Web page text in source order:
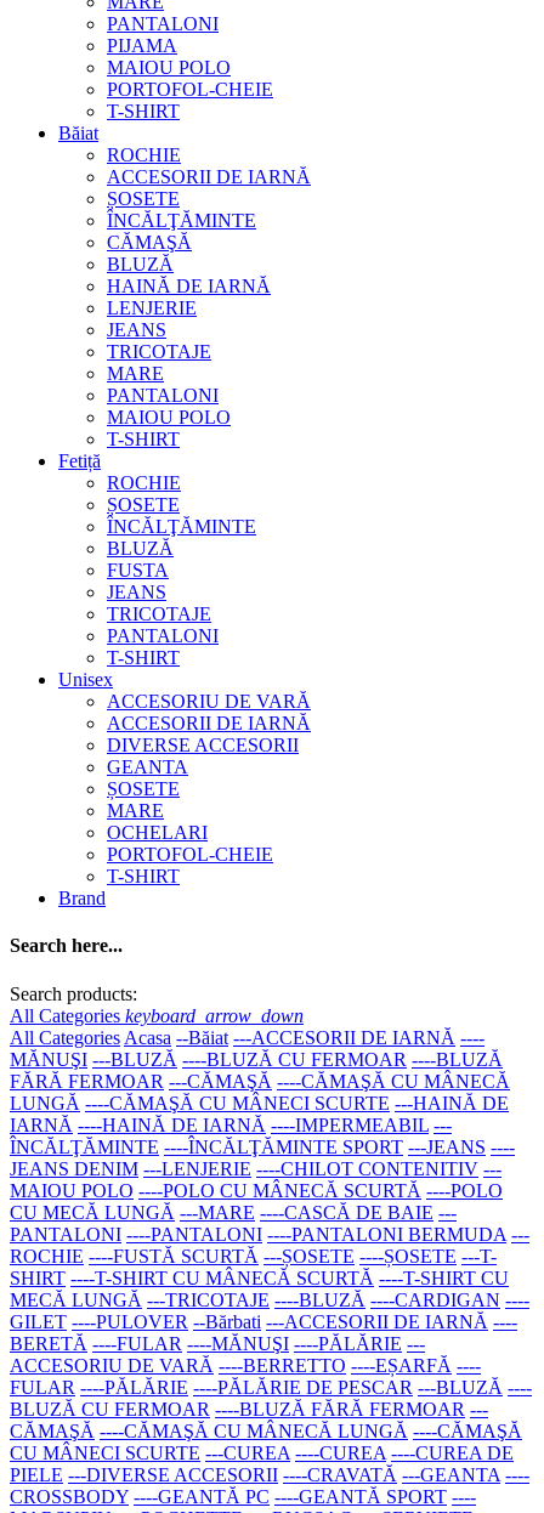
PANTALONI
PIJAMA
MAIOU POLO
PORTOFOL-CHEIE
T-SHIRT
Băiat
ROCHIE
ACCESORII DE IARNĂ
ȘOSETE
ÎNCĂLŢĂMINTE
CĂMAŞĂ
BLUZĂ
HAINĂ DE IARNĂ
LENJERIE
JEANS
TRICOTAJE
MARE
PANTALONI
MAIOU POLO
T-SHIRT
Fetiță
ROCHIE
ȘOSETE
ÎNCĂLŢĂMINTE
BLUZĂ
FUSTA
JEANS
TRICOTAJE
PANTALONI
T-SHIRT
Unisex
ACCESORIU DE VARĂ
ACCESORII DE IARNĂ
DIVERSE ACCESORII
GEANTA
ȘOSETE
MARE
OCHELARI
PORTOFOL-CHEIE
T-SHIRT
Brand
Search here...
Search products:
All Categories keyboard_arrow_down
All Categories Acasa --Băiat ---ACCESORII DE IARNĂ ----
MĂNUŞI ---BLUZĂ ----BLUZĂ CU FERMOAR ----BLUZĂ
FĂRĂ FERMOAR ---CĂMAŞĂ ----CĂMAŞĂ CU MÂNECĂ
LUNGĂ ----CĂMAŞĂ CU MÂNECI SCURTE ---HAINĂ DE
IARNĂ ----HAINĂ DE IARNĂ ----IMPERMEABIL ---
ÎNCĂLŢĂMINTE ----ÎNCĂLŢĂMINTE SPORT ---JEANS ----
JEANS DENIM ---LENJERIE ----CHILOT CONTENITIV ---
MAIOU POLO ----POLO CU MÂNECĂ SCURTĂ ----POLO
CU MECĂ LUNGĂ ---MARE ----CASCĂ DE BAIE ---
PANTALONI ----PANTALONI ----PANTALONI BERMUDA ---
ROCHIE ----FUSTĂ SCURTĂ ---ȘOSETE ----ȘOSETE ---T-
SHIRT ----T-SHIRT CU MÂNECĂ SCURTĂ ----T-SHIRT CU
MECĂ LUNGĂ ---TRICOTAJE ----BLUZĂ ----CARDIGAN ----
GILET ----PULOVER --Bărbati ---ACCESORII DE IARNĂ ----
BERETĂ ----FULAR ----MĂNUŞI ----PĂLĂRIE ---
ACCESORIU DE VARĂ ----BERRETTO ----EȘARFĂ ----
FULAR ----PĂLĂRIE ----PĂLĂRIE DE PESCAR ---BLUZĂ ----
BLUZĂ CU FERMOAR ----BLUZĂ FĂRĂ FERMOAR ---
CĂMAŞĂ ----CĂMAŞĂ CU MÂNECĂ LUNGĂ ----CĂMAŞĂ
CU MÂNECI SCURTE ---CUREA ----CUREA ----CUREA DE
PIELE ---DIVERSE ACCESORII ----CRAVATĂ ---GEANTA ----
CROSSBODY ----GEANTĂ PC ----GEANTĂ SPORT ----